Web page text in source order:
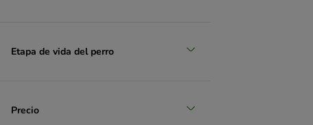
Etapa de vida del perro
Precio